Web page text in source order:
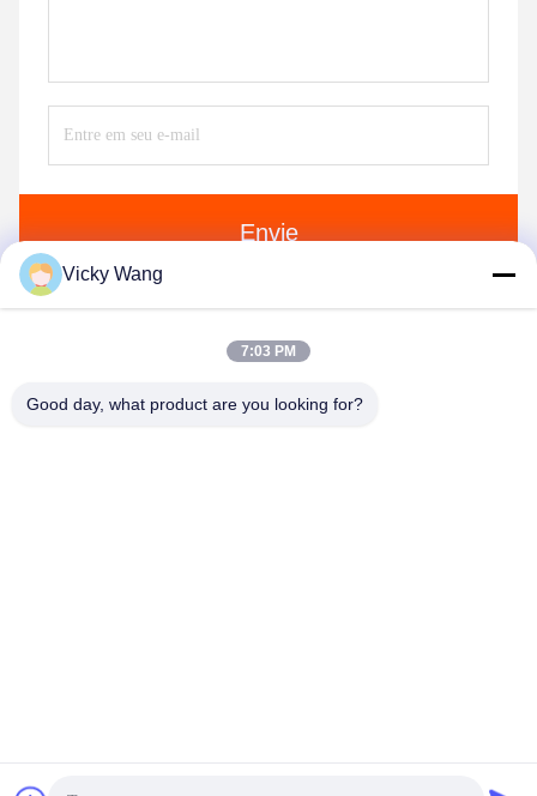
Envie
Shenzhen Tunsing Plastic Products Co., Ltd.
Vicky Wang
7:03 PM
Good day, what product are you looking for?